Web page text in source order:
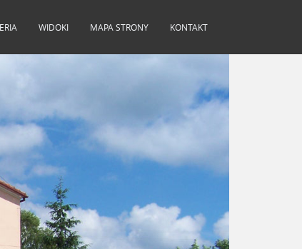
WIDOKI MAPA STRONY KONTAKT